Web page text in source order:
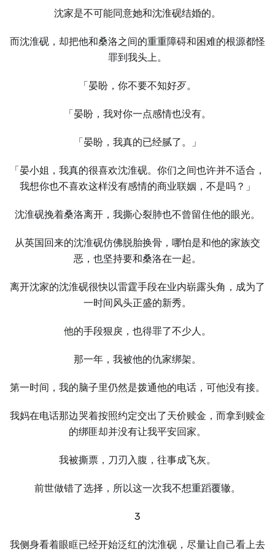
沈家是不可能同意她和沈淮砚结婚的。
而沈淮砚，却把他和桑洛之间的重重障碍和困难的根源都怪
罪到我头上。
「晏盼，你不要不知好歹。
「晏盼，我对你一点感情也没有。
「晏盼，我真的已经腻了。」
「晏小姐，我真的很喜欢沈淮砚。你们之间也许并不适合，
我想你也不喜欢这样没有感情的商业联姻，不是吗？」
沈淮砚挽着桑洛离开，我撕心裂肺也不曾留住他的眼光。
从英国回来的沈淮砚仿佛脱胎换骨，哪怕是和他的家族交
恶，也坚持要和桑洛在一起。
离开沈家的沈淮砚很快以雷霆手段在业内崭露头角，成为了
一时间风头正盛的新秀。
他的手段狠戾，也得罪了不少人。
那一年，我被他的仇家绑架。
第一时间，我的脑子里仍然是拨通他的电话，可他没有接。
我妈在电话那边哭着按照约定交出了天价赎金，而拿到赎金
的绑匪却并没有让我平安回家。
我被撕票，刀刃入腹，往事成飞灰。
前世做错了选择，所以这一次我不想重蹈覆辙。
3
我侧身看着眼眶已经开始泛红的沈淮砚，尽量让自己看上去